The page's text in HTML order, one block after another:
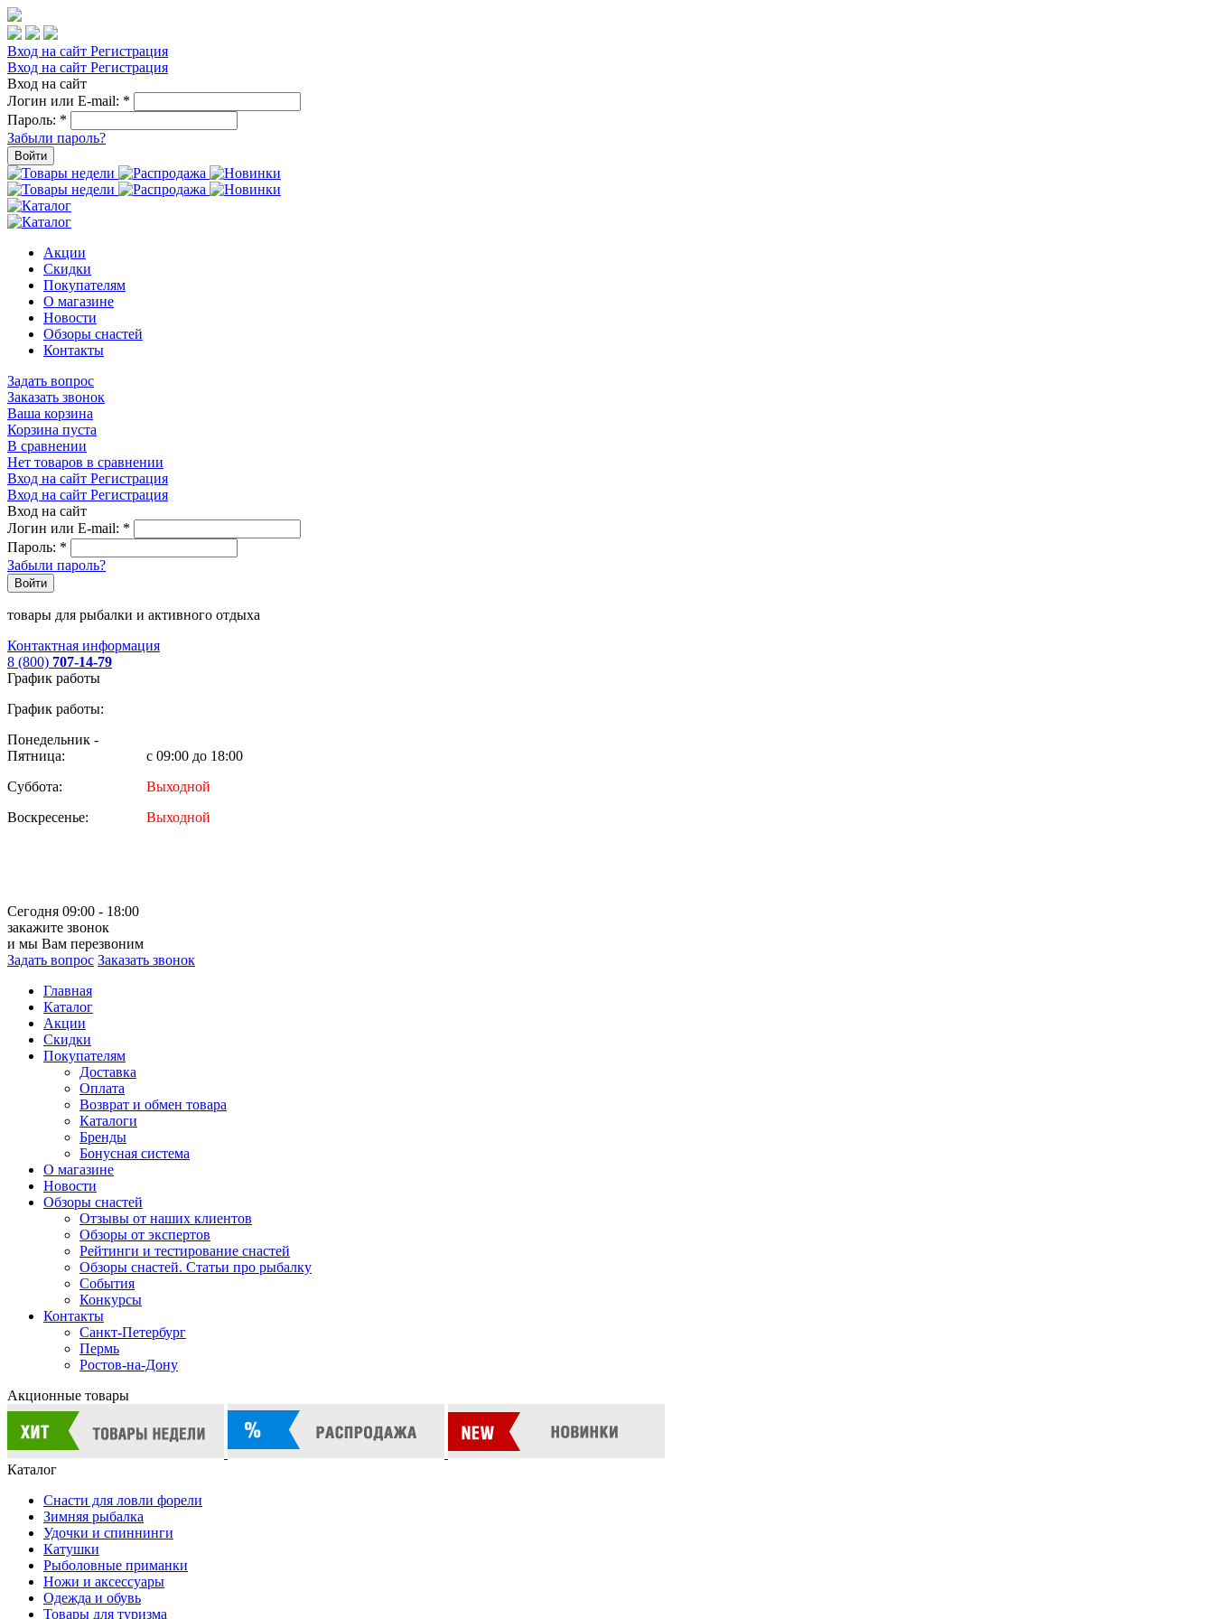
Вход на сайт Регистрация
Вход на сайт Регистрация
Вход на сайт
Логин или E-mail: *
Пароль: *
Забыли пароль?
Войти
Акции
Скидки
Покупателям
О магазине
Новости
Обзоры снастей
Контакты
Задать вопрос
Заказать звонок
Ваша корзина
Корзина пуста
В сравнении
Нет товаров в сравнении
Вход на сайт Регистрация
Вход на сайт Регистрация
Вход на сайт
Логин или E-mail: *
Пароль: *
Забыли пароль?
Войти
товары для рыбалки и активного отдыха
Контактная информация
8 (800) 707-14-79
График работы
График работы:
Понедельник -
Пятница:
с 09:00 до 18:00
Суббота:
Выходной
Воскресенье:
Выходной
Сегодня 09:00 - 18:00
закажите звонок
и мы Вам перезвоним
Задать вопрос Заказать звонок
Главная
Каталог
Акции
Скидки
Покупателям
Доставка
Оплата
Возврат и обмен товара
Каталоги
Бренды
Бонусная система
О магазине
Новости
Обзоры снастей
Отзывы от наших клиентов
Обзоры от экспертов
Рейтинги и тестирование снастей
Обзоры снастей. Статьи про рыбалку
События
Конкурсы
Контакты
Санкт-Петербург
Пермь
Ростов-на-Дону
Акционные товары
Каталог
Снасти для ловли форели
Зимняя рыбалка
Удочки и спиннинги
Катушки
Рыболовные приманки
Ножи и аксессуары
Одежда и обувь
Товары для туризма